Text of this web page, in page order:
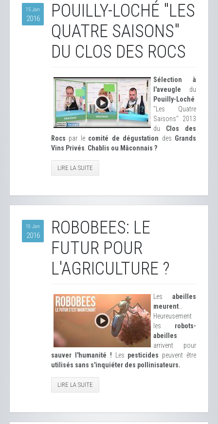
15 Jan
2016
POUILLY-LOCHÉ "LES
QUATRE SAISONS"
DU CLOS DES ROCS
Sélection à
l'aveugle du
Pouilly-Loché
"Les Quatre
Saisons" 2013
du Clos des
Rocs par le comité de dégustation des Grands
Vins Privés Chablis ou Mâconnais ?
LIRE LA SUITE
10 Jan
2016
ROBOBEES: LE
FUTUR POUR
L'AGRICULTURE ?
Les abeilles
meurent
Heureusement
les robots-
abeilles
arrivent pour
sauver l'humanité !
Les pesticides peuvent être
utilisés sans s'inquiéter des pollinisateurs.
LIRE LA SUITE